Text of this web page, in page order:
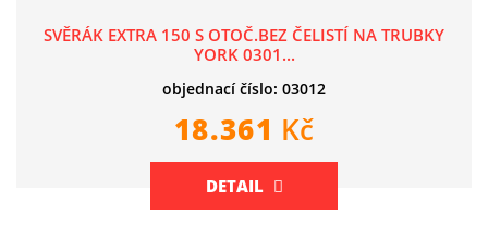
SVĚRÁK EXTRA 150 S OTOČ.BEZ ČELISTÍ NA TRUBKY
YORK 0301...
objednací číslo: 03012
18.361 Kč
DETAIL